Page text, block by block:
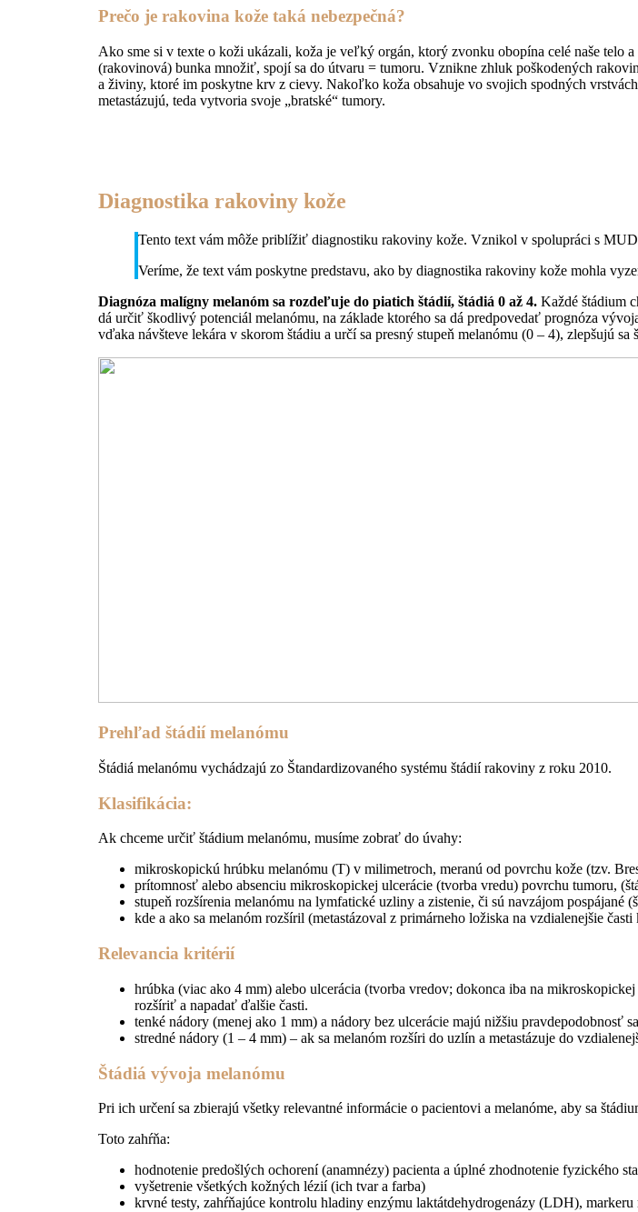
Prečo je rakovina kože taká nebezpečná?
Ako sme si v texte o koži ukázali, koža je veľký orgán, ktorý zvonku obopína celé naše telo
(rakovinová) bunka množiť, spojí sa do útvaru = tumoru. Vznikne zhluk poškodených
a živiny, ktoré im poskytne krv z cievy. Nakoľko koža obsahuje vo svojich spodných
metastázujú, teda vytvoria svoje „bratské“ tumory.
Diagnostika rakoviny kože
Tento text vám môže priblížiť diagnostiku rakoviny kože. Vznikol v spolupráci s
Veríme, že text vám poskytne predstavu, ako by diagnostika rakoviny kože mohla
Diagnóza malígny melanóm sa rozdeľuje do piatich štádií, štádiá 0 až 4. Každé štádium
dá určiť škodlivý potenciál melanómu, na základe ktorého sa dá predpovedať prognóza
vďaka návšteve lekára v skorom štádiu a určí sa presný stupeň melanómu (0 – 4), zlepšujú sa
Prehľad štádií melanómu
Štádiá melanómu vychádzajú zo Štandardizovaného systému štádií rakoviny z roku 2010.
Klasifikácia:
Ak chceme určiť štádium melanómu, musíme zobrať do úvahy:
mikroskopickú hrúbku melanómu (T) v milimetroch, meranú od povrchu kože (tzv.
prítomnosť alebo absenciu mikroskopickej ulcerácie (tvorba vredu) povrchu tumoru,
stupeň rozšírenia melanómu na lymfatické uzliny a zistenie, či sú navzájom pospájané
kde a ako sa melanóm rozšíril (metastázoval z primárneho ložiska na vzdialenejšie
Relevancia kritérií
hrúbka (viac ako 4 mm) alebo ulcerácia (tvorba vredov; dokonca iba na
rozšíriť a napadať ďalšie časti.
tenké nádory (menej ako 1 mm) a nádory bez ulcerácie majú nižšiu pravdepodobnosť
stredné nádory (1 – 4 mm) – ak sa melanóm rozšíri do uzlín a metastázuje do
Štádiá vývoja melanómu
Pri ich určení sa zbierajú všetky relevantné informácie o pacientovi a melanóme, aby sa
Toto zahŕňa:
hodnotenie predošlých ochorení (anamnézy) pacienta a úplné zhodnotenie fyzického
vyšetrenie všetkých kožných lézií (ich tvar a farba)
krvné testy, zahŕňajúce kontrolu hladiny enzýmu laktátdehydrogenázy (LDH),